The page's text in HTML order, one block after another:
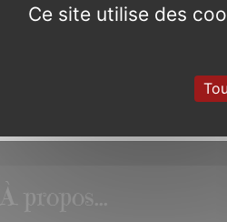
À propos...
Ce site utilise des